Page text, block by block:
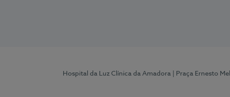
Hospital da Luz Clínica da Amadora | Praça Ernesto